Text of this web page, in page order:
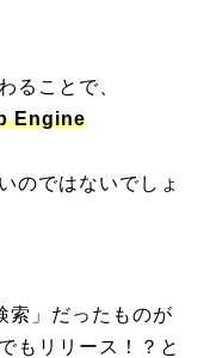
ることで、
Engine
のではないでしょ
索」だったものが
もリリース！？と